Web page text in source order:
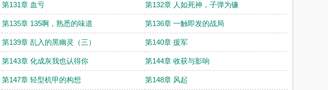
第131章 血亏 第132章 人如死神，子弹为镰
第135章 135啊，熟悉的味道 第136章 一触即发的战局
第139章 乱入的黑幽灵（三） 第140章 援军
第143章 化成灰我也认得你 第144章 收获与影响
第147章 轻型机甲的构想 第148章 风起